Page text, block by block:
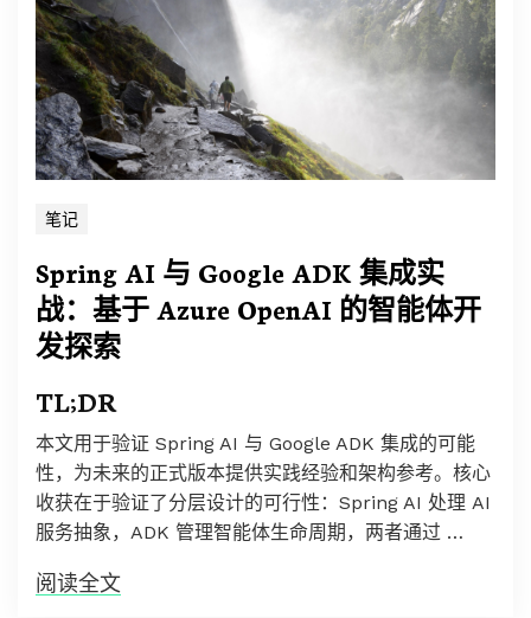
笔记
Spring AI 与 Google ADK 集成实
战：基于 Azure OpenAI 的智能体开
发探索
TL;DR
本文用于验证 Spring AI 与 Google ADK 集成的可能
性，为未来的正式版本提供实践经验和架构参考。核心
收获在于验证了分层设计的可行性：Spring AI 处理 AI
服务抽象，ADK 管理智能体生命周期，两者通过 …
阅读全文